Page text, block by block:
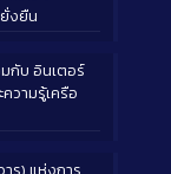
งยืน
กับ อินเตอร์
วามรู้เครือ